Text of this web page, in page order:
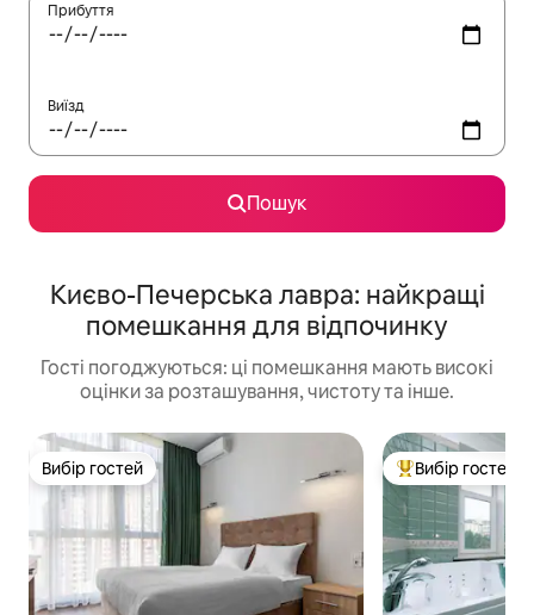
Прибуття
Виїзд
Пошук
Києво-Печерська лавра: найкращі
помешкання для відпочинку
Гості погоджуються: ці помешкання мають високі
оцінки за розташування, чистоту та інше.
Вибір гостей
Вибір гостей Топ вибір гостей
Вибір гостей